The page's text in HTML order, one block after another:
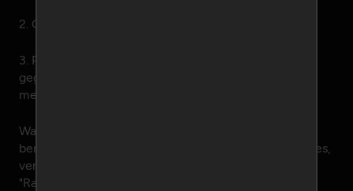
2. Ga
3. Probeer indien mogelijk om eerst persoonlijke
gegevens te controleren van degene waar je contact
mee heeft.
Wanneer je een dergelijk verzoek krijgt via het
berichtensysteem of wellicht via uw eigen e-mailadres,
verzoeken wij je dit aan ons door te geven via de link
"Rapporteer misbruik" die je onderaan elk profiel en